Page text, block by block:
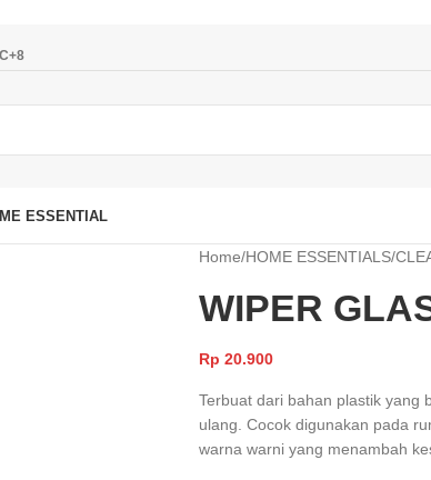
ESSENTIAL
Home/HOME ESSENTIALS/
WIPER
Rp 20.900
Terbuat dari bahan plastik yang
ulang. Cocok digunakan pada
warna warni yang menambah